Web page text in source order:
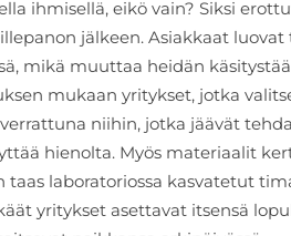
ihmisellä, eikö vain? Siksi
jälkeen. Asiakkaat
mikä muuttaa heidän
mukaan yritykset, jotka
niihin, jotka jäävät
hienolta. Myös materiaalit
taas laboratoriossa kasvatetut
yritykset asettavat itsensä